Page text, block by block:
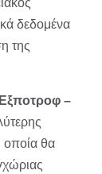
δεδομένα
της
–
οποία θα